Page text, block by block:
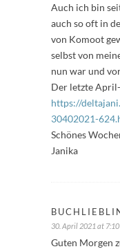
Auch ich bin
auch so oft in
von Komoot
selbst von
nun war und
Der letzte
https://
30402021-
Schönes
Janika
30. April 2021 at 7:10
Guten Morgen